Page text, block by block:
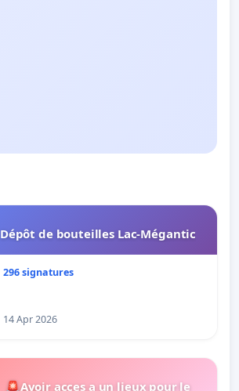
Dépôt de bouteilles Lac-Mégantic
296 signatures
14 Apr 2026
🚨Avoir acces a un lieux pour le